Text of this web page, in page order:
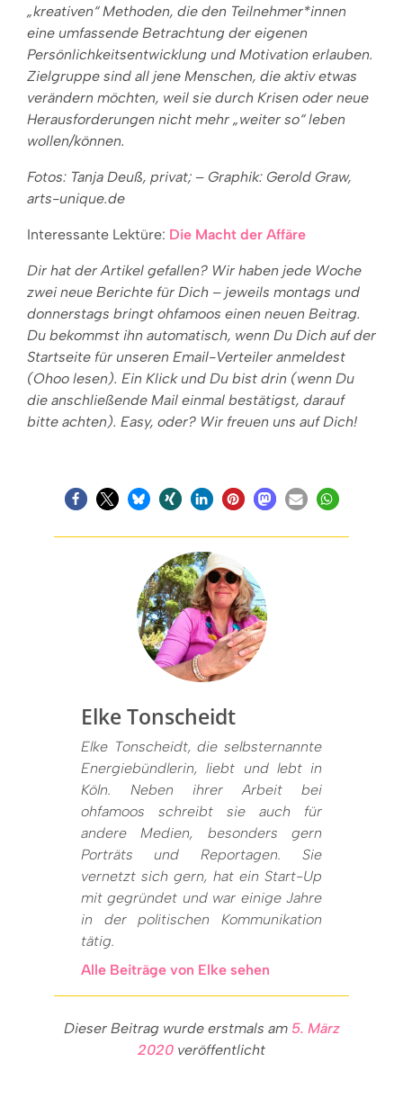
„kreativen“ Methoden, die den Teilnehmer*innen
eine umfassende Betrachtung der eigenen
Persönlichkeitsentwicklung und Motivation erlauben.
Zielgruppe sind all jene Menschen, die aktiv etwas
verändern möchten, weil sie durch Krisen oder neue
Herausforderungen nicht mehr „weiter so“ leben
wollen/können.
Fotos: Tanja Deuß, privat; – Graphik: Gerold Graw,
arts-unique.de
Interessante Lektüre: Die Macht der Affäre
Dir hat der Artikel gefallen? Wir haben jede Woche
zwei neue Berichte für Dich – jeweils montags und
donnerstags bringt ohfamoos einen neuen Beitrag.
Du bekommst ihn automatisch, wenn Du Dich auf der
Startseite für unseren Email-Verteiler anmeldest
(Ohoo lesen). Ein Klick und Du bist drin (wenn Du
die anschließende Mail einmal bestätigst, darauf
bitte achten). Easy, oder? Wir freuen uns auf Dich!
Elke Tonscheidt
Elke Tonscheidt, die selbsternannte
Energiebündlerin, liebt und lebt in
Köln. Neben ihrer Arbeit bei
ohfamoos schreibt sie auch für
andere Medien, besonders gern
Porträts und Reportagen. Sie
vernetzt sich gern, hat ein Start-Up
mit gegründet und war einige Jahre
in der politischen Kommunikation
tätig.
Alle Beiträge von Elke sehen
Dieser Beitrag wurde erstmals am 5. März
2020 veröffentlicht